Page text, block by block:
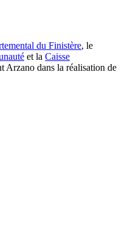
du Finistère, le
et la Caisse
Arzano dans la réalisation de